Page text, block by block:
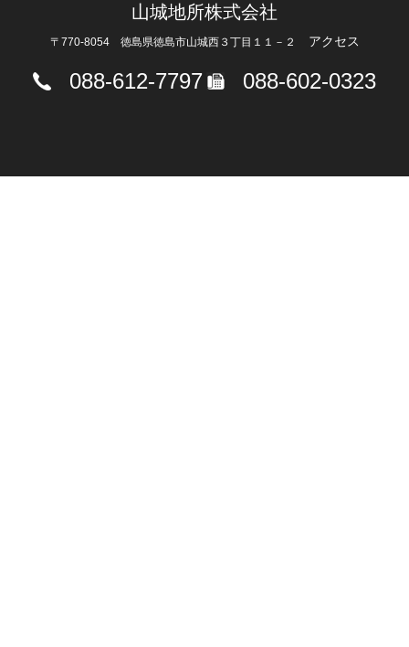
山城地所株式会社
〒770-8054 徳島県徳島市山城西３丁目１１－２ アクセス
088-612-7797 088-602-0323